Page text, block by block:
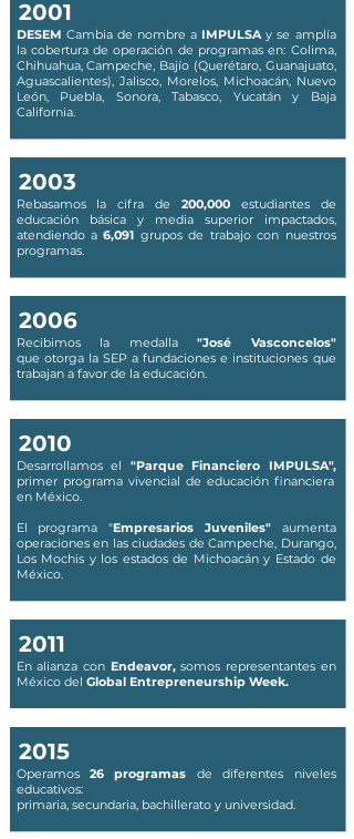
2001
DESEM Cambia de nombre a IMPULSAy se amplía
la cobertura de operación de programas en: Colima,
Chihuahua, Campeche, Bajío (Querétaro, Guanajuato,
Aguascalientes), Jalisco, Morelos, Michoacán, Nuevo
León, Puebla, Sonora, Tabasco, Yucatán y Baja
California.
2003
Rebasamos la cifra de 200,000 estudiantes de
educación básica y media superior impactados,
atendiendo a6,091 grupos de trabajo con nuestros
programas.
2006
Recibimos la medalla "José Vasconcelos"
que otorga la SEP a fundaciones e instituciones que
trabajan a favor de la educación.
2010
Desarrollamos el "Parque Financiero IMPULSA",
primer programa vivencial de educación financiera
en México.
El programa "Empresarios Juveniles" aumenta
operaciones en las ciudades de Campeche, Durango,
Los Mochis y los estados de Michoacán y Estado de
México.
2011
En alianza con Endeavor,somos representantes en
México del Global Entrepreneurship Week.
2015
Operamos26 programas de diferentes niveles
educativos:
primaria, secundaria, bachillerato y universidad.